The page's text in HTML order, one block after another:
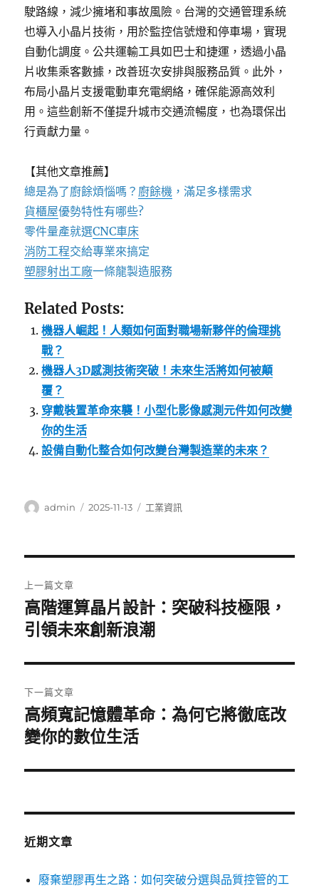
駛路線，減少擁堵和事故風險。台灣的交通管理系統
也導入小晶片技術，用於監控信號燈和停車場，實現
自動化調度。公共運輸工具如巴士和捷運，透過小晶
片收集乘客數據，改善班次安排與服務品質。此外，
布局小晶片支援電動車充電網絡，確保能源高效利
用。這些創新不僅提升城市交通流暢度，也為環保出
行貢獻力量。
【其他文章推薦】
總是為了廚餘煩惱嗎？ 廚餘機 ，滿足多樣需求
貨櫃屋優勢特性有哪些?
零件量產就選CNC車床
消防工程交給專業來搞定
塑膠射出工廠一條龍製造服務
Related Posts:
機器人崛起！人類如何面對職場新夥伴的倫理挑
戰？
機器人3D感測技術突破！未來生活將如何被顛
覆？
穿戴裝置革命來襲！小型化影像感測元件如何改變
你的生活
設備自動化整合如何改變台灣製造業的未來？
作
admin
發
2025-11-13
分
工業資訊
章
導
覽
上一篇文章
上
一
文
章:
高階運算晶片設計：突破科技極限，
引領未來創新浪潮
下一篇文章
下
一
文
高頻寬記憶體革命：為何它將徹底改
變你的數位生活
近期文章
廢棄塑膠再生之路：如何突破分選與品質控管的工